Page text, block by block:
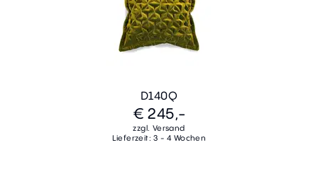
D140Q
€ 245,-
zzgl. Versand
Lieferzeit: 3 - 4 Wochen